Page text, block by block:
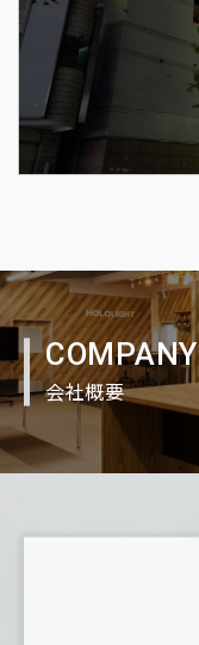
COMPANY
会社概要